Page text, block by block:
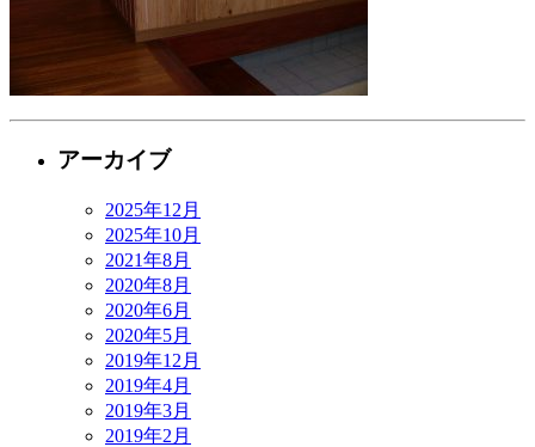
アーカイブ
2025年12月
2025年10月
2021年8月
2020年8月
2020年6月
2020年5月
2019年12月
2019年4月
2019年3月
2019年2月